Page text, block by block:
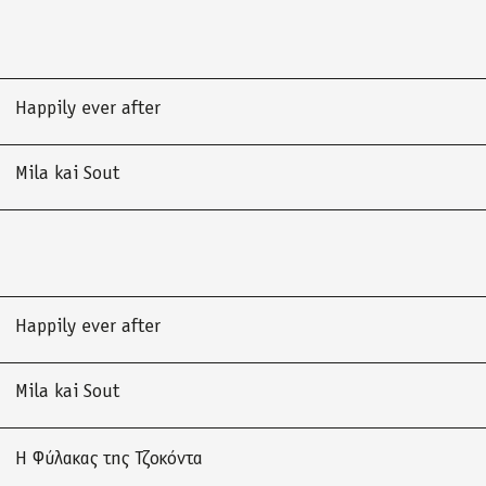
Happily ever after
Mila kai Sout
Happily ever after
Mila kai Sout
Η Φύλακας της Τζοκόντα